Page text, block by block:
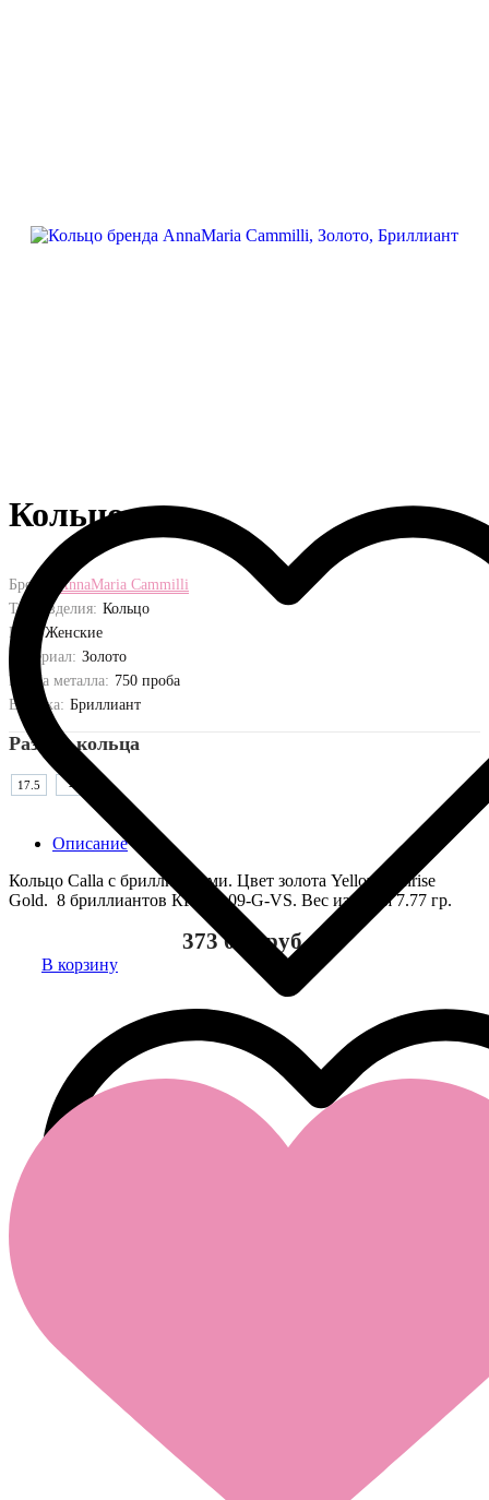
Кольцо
Бренд:
AnnaMaria Cammilli
Тип изделия: Кольцо
Пол:
Женские
Материал: Золото
Проба металла: 750 проба
Вставка: Бриллиант
Размер кольца
17.5 -
Описание
Кольцо Calla с бриллиантами. Цвет золота Yellow Sunrise
Gold. 8 бриллиантов КР57 0.09-G-VS. Вес изделия 7.77 гр.
373 000 руб.
В корзину